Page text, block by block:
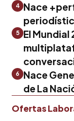
4 Nace
5
El Mundial
6
Nace
de La
Ofertas